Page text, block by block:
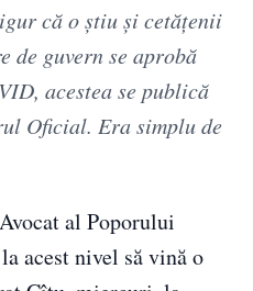
că o ştiu şi cetăţenii
de guvern se aprobă
acestea se publică
Oficial. Era simplu de
al Poporului
acest nivel să vină o